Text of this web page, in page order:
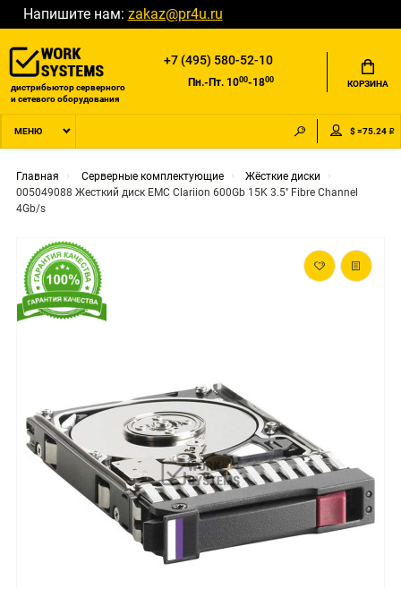
Напишите нам: zakaz@pr4u.ru
дистрибьютор серверного
и сетевого оборудования
+7 (495) 580-52-10
Пн.-Пт. 1000-1800 КОРЗИНА
МЕНЮ $ =75.24 ₽
Главная Серверные комплектующие
Жёсткие диски
005049088 Жесткий диск EMC Clariion 600Gb 15K 3.5'' Fibre Channel
4Gb/s